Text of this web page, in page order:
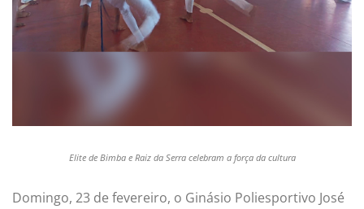
Elite de Bimba e Raiz da Serra celebram a força da cultura
Domingo, 23 de fevereiro, o Ginásio Poliesportivo José